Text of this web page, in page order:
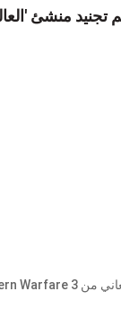
تجنيد منشئ